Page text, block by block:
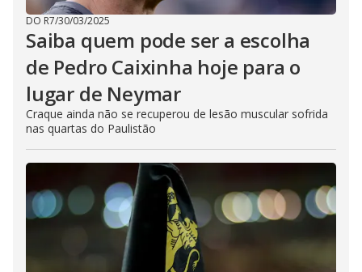
DO R7/30/03/2025
Saiba quem pode ser a escolha
de Pedro Caixinha hoje para o
lugar de Neymar
Craque ainda não se recuperou de lesão muscular sofrida
nas quartas do Paulistão